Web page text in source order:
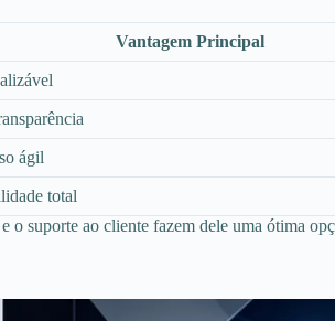
Vantagem Principal
ágil
total
suporte ao cliente fazem dele uma ótima